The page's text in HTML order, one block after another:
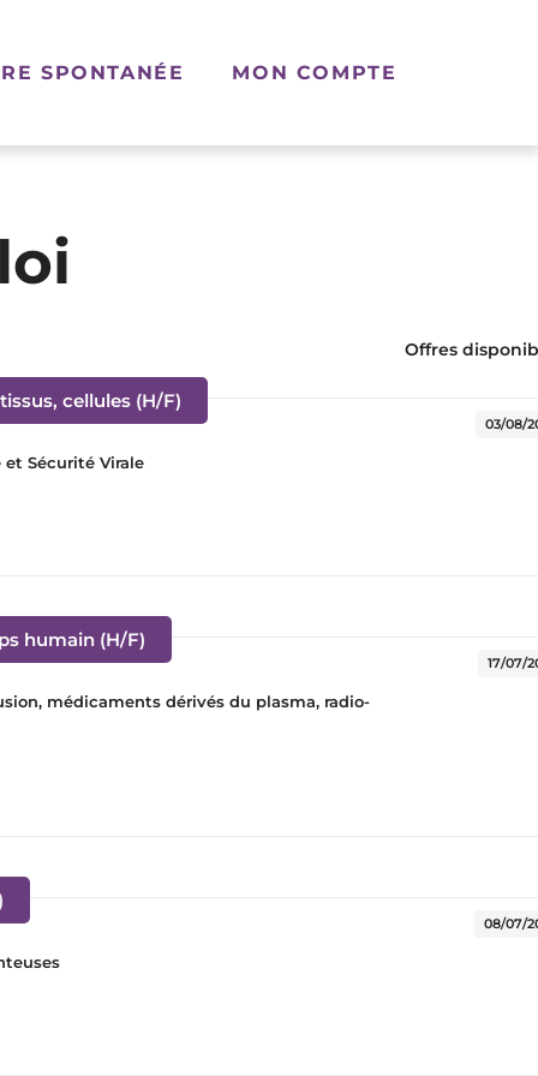
SPONTANÉE MON COMPTE
Offres
cellules (H/F)
Sécurité Virale
03/08/
humain (H/F)
médicaments dérivés du plasma, radio-
17/07/
08/07/